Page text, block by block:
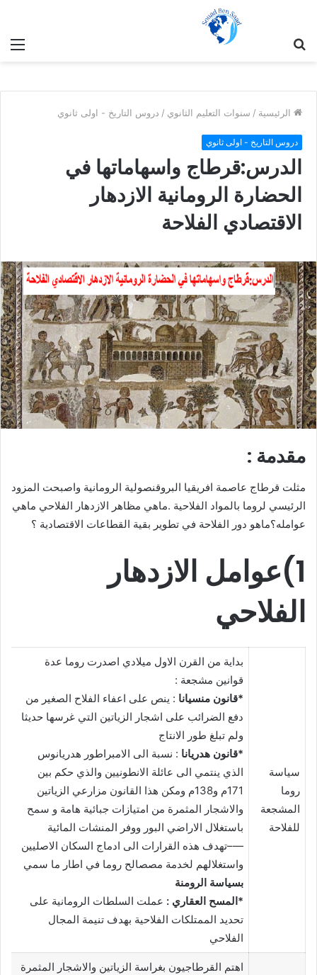
الرئيسية / سنوات التعليم الثانوي / دروس التاريخ - اولى ثانوي
دروس التاريخ - اولى ثانوي
الدرس:قرطاج واسهاماتها في
الحضارة الرومانية الازدهار
الاقتصادي الفلاحة
مقدمة :
مثلت قرطاج عاصمة افريقيا البروقنصولية الرومانية واصبحت المزود
الرئيسي لروما بالمواد الفلاحية .ماهي مظاهر الازدهار الفلاحي ماهي
عوامله؟ماهو دور الفلاحة في تطوير بقية القطاعات الاقتصادية ؟
1)عوامل الازدهار
الفلاحي
سياسة
روما
المشجعة
للفلاحة
بداية من القرن الاول ميلادي اصدرت روما عدة
قوانين مشجعة :
*قانون منسيانا : ينص على اعفاء الفلاح الصغير من
دفع الضرائب على اشجار الزياتين التي غرسها حديثا
ولم تبلغ طور الانتاج
*قانون هدريانا : نسبة الى الامبراطور هدريانوس
الذي ينتمي الى عائلة الانطونيين والذي حكم بين
171م و138م ومكن هذا القانون مزارعي الزياتين
والاشجار المثمرة من امتيازات جبائية هامة و سمح
باستغلال الاراضي البور ووفر المنشات المائية
—–تهدف هذه القرارات الى ادماج السكان الاصليين
واستغلالهم لخدمة مصصالح روما في اطار ما سمي
بسياسة الرومنة
*المسح العقاري : عملت السلطات الرومانية على
تحديد الممتلكات الفلاحية بهدف تنيمة المجال
الفلاحي
اهتم القرطاجيون بغراسة الزياتين والاشجار المثمرة